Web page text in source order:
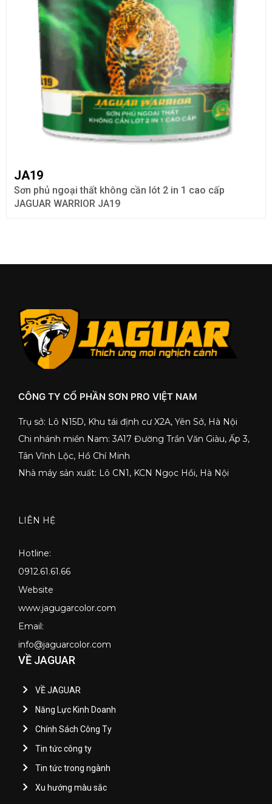
JA19
Sơn phủ ngoại thất không cần lót 2 in 1 cao cấp
JAGUAR WARRIOR JA19
CÔNG TY CỔ PHẦN SƠN PRO VIỆT NAM
Trụ sở: Lô N15D, Khu tái định cư X2A, Yên Sở, Hà Nội
Chi nhánh miền Nam: 3A17 Đường Trần Văn Giàu, Ấp 3,
Tân Vĩnh Lộc, Hồ Chí Minh
Nhà máy sản xuất: Lô CN1, KCN Ngọc Hồi, Hà Nội
LIÊN HỆ
Hotline:
0912.61.61.66
Website
www.jagugarcolor.com
Email:
info@jaguarcolor.com
VỀ JAGUAR
VỀ JAGUAR
Năng Lực Kinh Doanh
Chính Sách Công Ty
Tin tức công ty
Tin tức trong ngành
Xu hướng màu sắc